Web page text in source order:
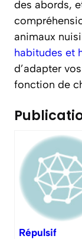
des abords,
animaux
habitudes et
d’adapter
fonction de
Répulsif